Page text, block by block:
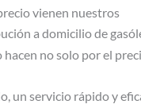
vienen nuestros
a domicilio de
hacen no solo por el
un servicio rápido y